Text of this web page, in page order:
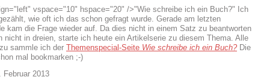
vspace="10" hspace="20" />"Wie schreibe ich ein Buch?" Ich
wie oft ich das schon gefragt wurde. Gerade am letzten
kam die Frage wieder auf. Da dies nicht in einem Satz zu beantworten
nicht in dreien, starte ich heute ein Artikelserie zu diesem Thema. Alle
sammle ich der Themenspecial-Seite Wie schreibe ich ein Buch?Die
mal bookmarken ;-)
Februar 2013